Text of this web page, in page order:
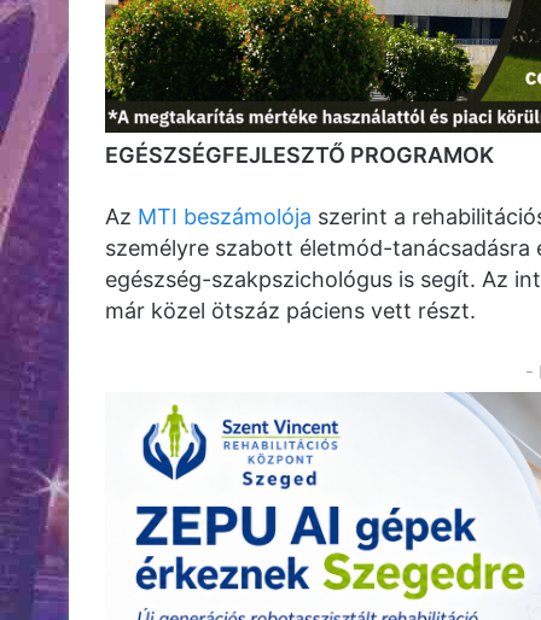
EGÉSZSÉGFEJLESZTŐ PROGRAMOK
Az MTI beszámolója szerint a
személyre szabott életmód-
egészség-szakpszichológus is segít. Az
már közel ötszáz páciens vett részt.
-